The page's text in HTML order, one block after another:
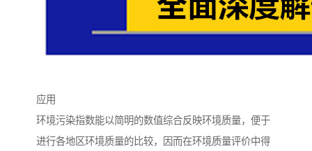
应用
环境污染指数能以简明的数值综合反映环境质量，便于
进行各地区环境质量的比较，因而在环境质量评价中得